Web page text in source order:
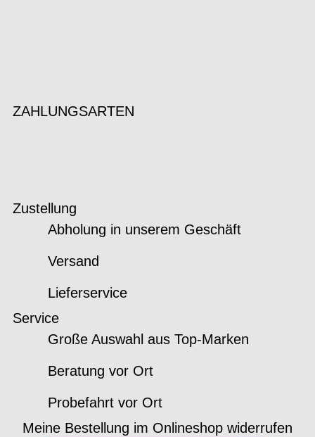
ZAHLUNGSARTEN
Zustellung
Abholung in unserem Geschäft
Versand
Lieferservice
Service
Große Auswahl aus Top-Marken
Beratung vor Ort
Probefahrt vor Ort
Meine Bestellung im Onlineshop widerrufen